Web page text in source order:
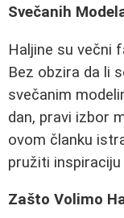
Svečanih
Haljine su večni
Bez obzira da li
svečanim
dan, pravi izbor
ovom članku
pružiti
Zašto Volimo